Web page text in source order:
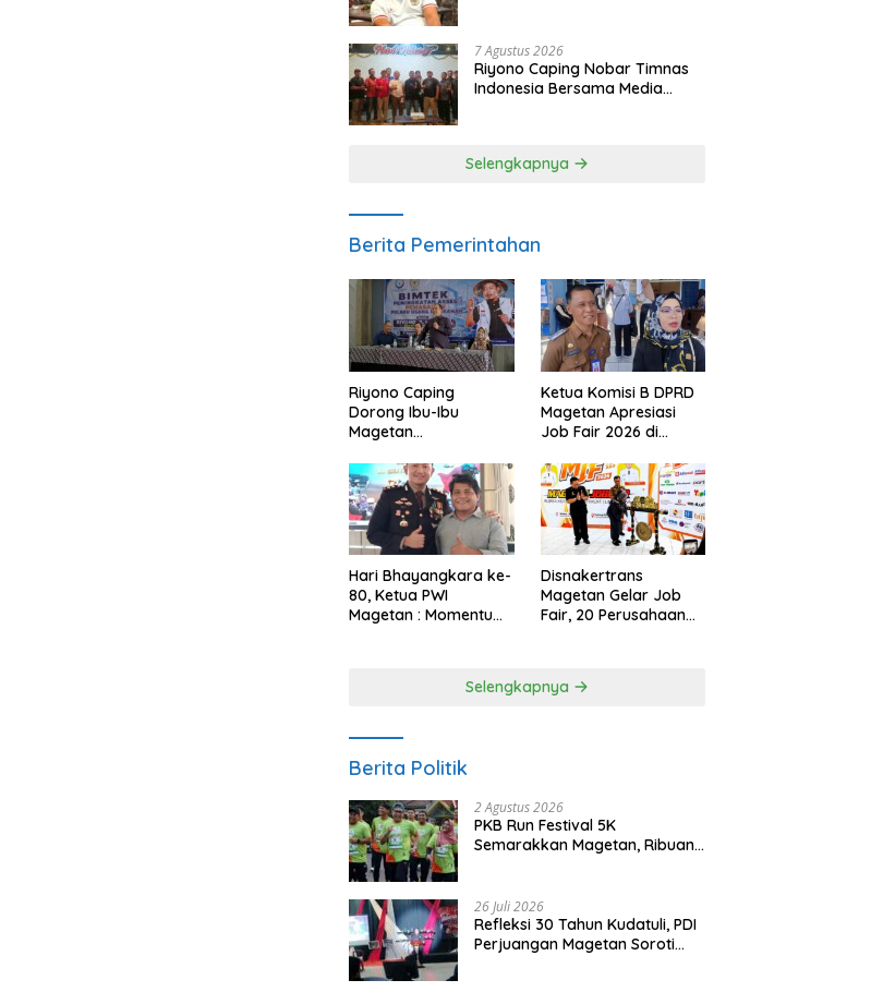
Magetan
7 Agustus 2026
Riyono Caping Nobar Timnas
Indonesia Bersama Media
Selengkapnya
Berita Pemerintahan
Riyono Caping
Dorong Ibu-Ibu
Magetan
Ikan, Perkuat Budaya
Gemar Makan Ikan
Ketua Komisi B DPRD
Magetan Apresiasi
Job Fair 2026 di
Anggaran
Hari Bhayangkara ke-
80, Ketua PWI
Magetan : Momentum
Disnakertrans
Magetan Gelar Job
Fair, 20 Perusahaan
Selengkapnya
Berita Politik
2 Agustus 2026
PKB Run Festival 5K
Semarakkan Magetan, Ribuan
26 Juli 2026
Refleksi 30 Tahun Kudatuli, PDI
Perjuangan Magetan Soroti